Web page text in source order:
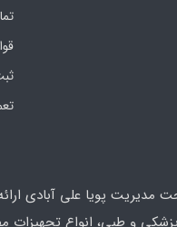
مدیریت پویا علی آبادی